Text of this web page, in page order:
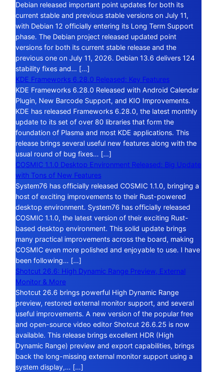
Debian released important point updates for both its
current stable and previous stable versions on July 11,
with Debian 12 officially entering its Long Term Support
phase. The Debian project released updated point
versions for both its current stable release and the
previous one on July 11, 2026. Debian 13.6 delivers 124
stability fixes and… […]
KDE Frameworks 6.28.0 Released: Key Features
KDE Frameworks 6.28.0 Released with Android Calendar
Plugin, New Barcode Support, and KIO Improvements.
KDE has released Frameworks 6.28.0, the latest monthly
update to its set of over 80 libraries that form the
foundation of Plasma and most KDE applications. This
release brings several useful new features along with the
usual round of bug fixes… […]
COSMIC 1.1.0 Desktop Environment Released: Big Update
with Tons of New Features
System76 has officially released COSMIC 1.1.0, bringing a
host of exciting improvements to their Rust-powered
desktop environment. System76 has officially released
COSMIC 1.1.0, the latest version of their exciting Rust-
based desktop environment. This solid update brings
many practical improvements across the board, making
COSMIC even more polished and enjoyable to use. I have
been following… […]
Shotcut 26.6: High Dynamic Range Preview, External
Monitor & More
Shotcut 26.6 brings powerful High Dynamic Range
preview, restored external monitor support, and several
useful improvements. A new version of the popular free
and open-source video editor Shotcut 26.6.25 is now
available. This release brings excellent HDR (High
Dynamic Range) preview and export capabilities, brings
back the long-missing external monitor support using a
system display,… […]